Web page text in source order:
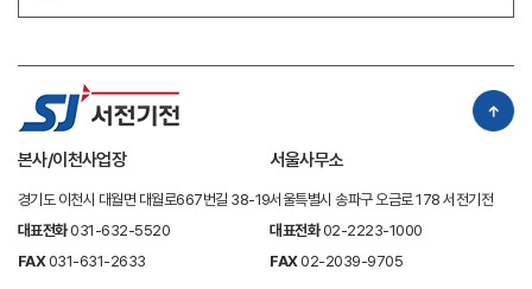
90,0005. 유형자산26,927,655,597Ⅱ. 자본잉여금4,753,764,3406.
669,399 8. 이연법인세자산1,606,187,886자 본 총 계31,475,5
00,021자 산 총 계63,436,822,351자 본 및 부 채 총 계63,436,82
2,351위와 같이 공고함2025년 03월 27일대표이사 이상권 감사의
본사/이천사업장
경기도 이천시 대월면 대월로667번길 38-19
대표전화031-632-5520
FAX031-631-2633
서울사무소
서울특별시 송파구 오금로 178 서전기전
대표전화02-2223-1000
FAX02-2039-9705